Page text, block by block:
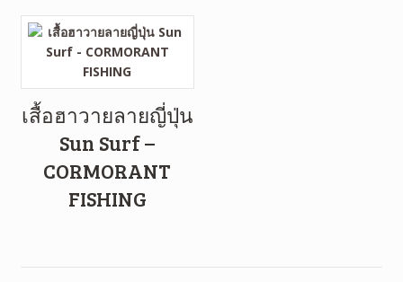
เสื้อฮาวายลายญี่ปุ่น
Sun Surf –
CORMORANT
FISHING